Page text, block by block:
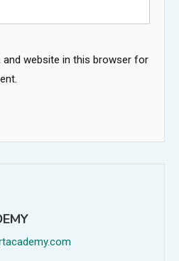
and website in this browser for